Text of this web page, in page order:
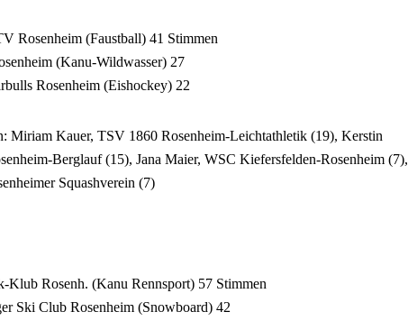
Rosenheim (Faustball) 41 Stimmen
(Kanu-Wildwasser) 27
Rosenheim (Eishockey) 22
Miriam Kauer, TSV 1860 Rosenheim-Leichtathletik (19), Kerstin
Berglauf (15), Jana Maier, WSC Kiefersfelden-Rosenheim (7),
Squashverein (7)
Klub Rosenh. (Kanu Rennsport) 57 Stimmen
Ski Club Rosenheim (Snowboard) 42